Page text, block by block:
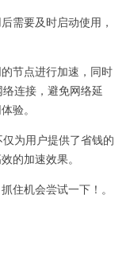
要及时启动使用，
节点进行加速，同时
连接，避免网络延
验。
为用户提供了省钱的
的加速效果。
机会尝试一下！。